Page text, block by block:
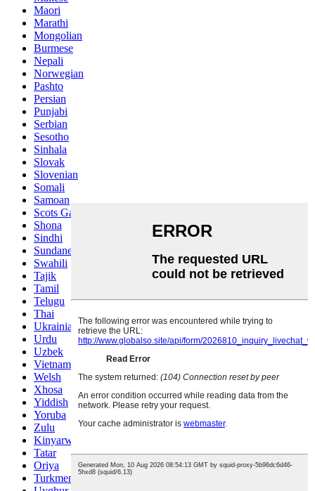
Maori
Marathi
Mongolian
Burmese
Nepali
Norwegian
Pashto
Persian
Punjabi
Serbian
Sesotho
Sinhala
Slovak
Slovenian
Somali
Samoan
Scots Gaelic
Shona
Sindhi
Sundanese
Swahili
Tajik
Tamil
Telugu
Thai
Ukrainian
Urdu
Uzbek
Vietnamese
Welsh
Xhosa
Yiddish
Yoruba
Zulu
Kinyarwanda
Tatar
Oriya
Turkmen